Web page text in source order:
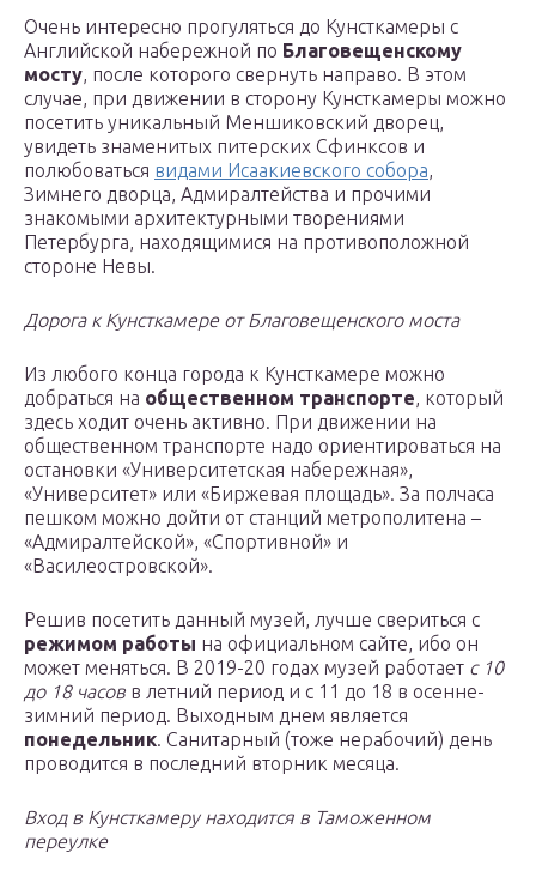
Очень интересно прогуляться до Кунсткамеры с
Английской набережной по Благовещенскому
мосту, после которого свернуть направо. В этом
случае, при движении в сторону Кунсткамеры можно
посетить уникальный Меншиковский дворец,
увидеть знаменитых питерских Сфинксов и
полюбоваться видами Исаакиевского собора,
Зимнего дворца, Адмиралтейства и прочими
знакомыми архитектурными творениями
Петербурга, находящимися на противоположной
стороне Невы.
Дорога к Кунсткамере от Благовещенского моста
Из любого конца города к Кунсткамере можно
добраться на общественном транспорте, который
здесь ходит очень активно. При движении на
общественном транспорте надо ориентироваться на
остановки «Университетская набережная»,
«Университет» или «Биржевая площадь». За полчаса
пешком можно дойти от станций метрополитена –
«Адмиралтейской», «Спортивной» и
«Василеостровской».
Решив посетить данный музей, лучше свериться с
режимом работы на официальном сайте, ибо он
может меняться. В 2019-20 годах музей работает с 10
до 18 часов в летний период и с 11 до 18 в осенне-
зимний период. Выходным днем является
понедельник. Санитарный (тоже нерабочий) день
проводится в последний вторник месяца.
Вход в Кунсткамеру находится в Таможенном
переулке